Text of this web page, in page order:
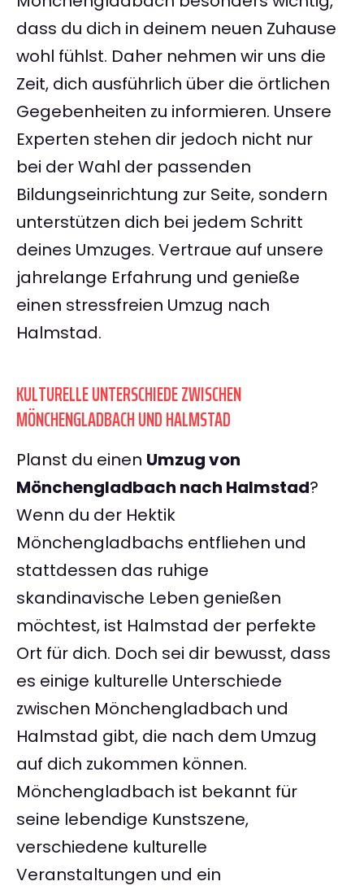
dass du dich in deinem neuen Zuhause
wohl fühlst. Daher nehmen wir uns die
Zeit, dich ausführlich über die örtlichen
Gegebenheiten zu informieren. Unsere
Experten stehen dir jedoch nicht nur
bei der Wahl der passenden
Bildungseinrichtung zur Seite, sondern
unterstützen dich bei jedem Schritt
deines Umzuges. Vertraue auf unsere
jahrelange Erfahrung und genieße
einen stressfreien Umzug nach
Halmstad.
KULTURELLE UNTERSCHIEDE ZWISCHEN
MÖNCHENGLADBACH UND HALMSTAD
Planst du einen Umzug von
Mönchengladbach nach Halmstad?
Wenn du der Hektik
Mönchengladbachs entfliehen und
stattdessen das ruhige
skandinavische Leben genießen
möchtest, ist Halmstad der perfekte
Ort für dich. Doch sei dir bewusst, dass
es einige kulturelle Unterschiede
zwischen Mönchengladbach und
Halmstad gibt, die nach dem Umzug
auf dich zukommen können.
Mönchengladbach ist bekannt für
seine lebendige Kunstszene,
verschiedene kulturelle
Veranstaltungen und ein